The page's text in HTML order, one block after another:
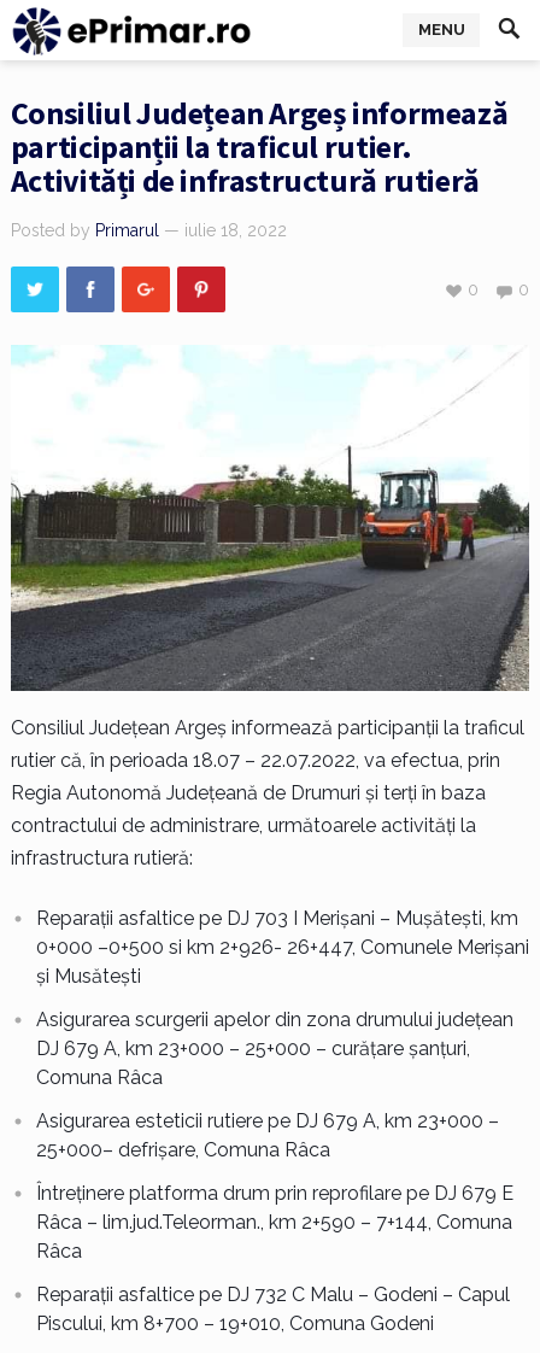
MENU
Consiliul Județean Argeș informează
participanții la traficul rutier.
Activități de infrastructură rutieră
Posted by Primarul — iulie 18, 2022
0
0
Consiliul Județean Argeș informează participanții la traficul
rutier că, în perioada 18.07 – 22.07.2022, va efectua, prin
Regia Autonomă Județeană de Drumuri și terți în baza
contractului de administrare, următoarele activități la
infrastructura rutieră:
Reparații asfaltice pe DJ 703 I Merișani – Mușătești, km
0+000 –0+500 si km 2+926- 26+447, Comunele Merișani
și Musătești
Asigurarea scurgerii apelor din zona drumului județean
DJ 679 A, km 23+000 – 25+000 – curățare șanțuri,
Comuna Râca
Asigurarea esteticii rutiere pe DJ 679 A, km 23+000 –
25+000– defrișare, Comuna Râca
Întreținere platforma drum prin reprofilare pe DJ 679 E
Râca – lim.jud.Teleorman., km 2+590 – 7+144, Comuna
Râca
Reparații asfaltice pe DJ 732 C Malu – Godeni – Capul
Piscului, km 8+700 – 19+010, Comuna Godeni